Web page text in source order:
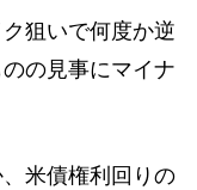
狙いで何度か逆
の見事にマイナ
米債権利回りの